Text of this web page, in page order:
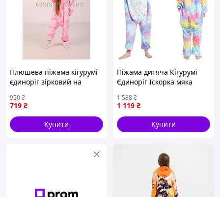
будь-який спосіб оплати;
гарантія обміну/повернення
доставка по Україні 1 день.
Плюшева піжама кігурумі
єдиноріг зірковий на
капбшоном для дівчаток
(R2006)
719 ₴
950₴
Купити
Піжама дитяча Кігурумі
Єдиноріг Іскорка мяка
1 119 ₴
1 588₴
Купити